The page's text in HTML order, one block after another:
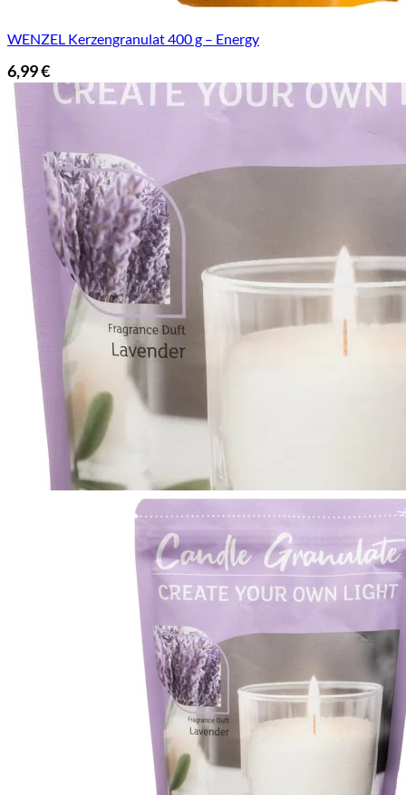
WENZEL Kerzengranulat 400 g – Energy
6,99€